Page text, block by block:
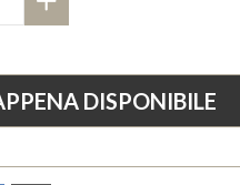
+
DISPONIBILE